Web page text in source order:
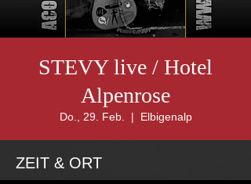
STEVY live / Hotel
Alpenrose
Do., 29. Feb.
  |
Elbigenalp
ZEIT & ORT